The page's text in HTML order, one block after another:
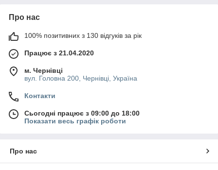
Про нас
100% позитивних з 130 відгуків за рік
Працює з 21.04.2020
м. Чернівці
вул. Головна 200, Чернівці, Україна
Контакти
Сьогодні працює з 09:00 до 18:00
Показати весь графік роботи
Про нас